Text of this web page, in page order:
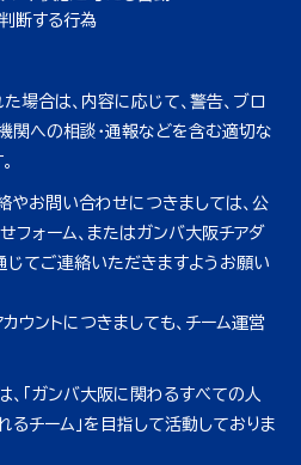
断する行為
場合は、内容に応じて、警告、ブロ
機関への相談・通報などを含む適切な
やお問い合わせにつきましては、公
フォーム、またはガンバ大阪チアダ
じてご連絡いただきますようお願い
ウントにつきましても、チーム運営
、「ガンバ大阪に関わるすべての人
るチーム」を目指して活動しておりま